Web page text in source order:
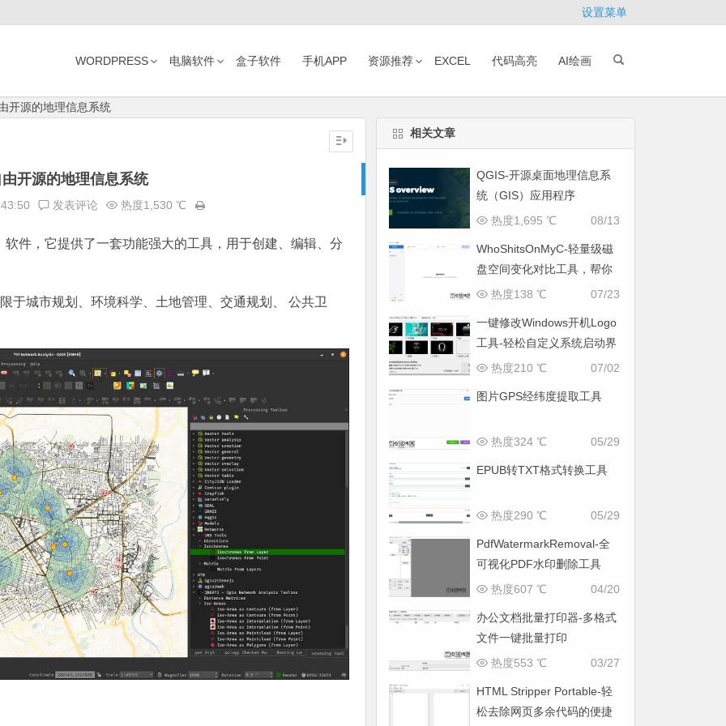
设置菜单
WORDPRESS 电脑软件 盒子软件 手机APP 资源推荐 EXCEL 代码高亮 AI绘画
开源的地理信息系统
开源的地理信息系统
发表评论 热度1,530 ℃
软件，它提供了一套功能强大的工具，用于创建、编辑、分
于城市规划、环境科学、土地管理、交通规划、 公共卫
相关文章
QGIS-开源桌面地理信息系
统（GIS）应用程序
08/13
热度1,695 ℃
WhoShitsOnMyC-轻量级磁
盘空间变化对比工具，帮你
找出“吃掉”空间的罪魁祸首
07/23
热度138 ℃
一键修改Windows开机Logo
工具-轻松自定义系统启动界
面
07/02
热度210 ℃
图片GPS经纬度提取工具
05/29
热度324 ℃
EPUB转TXT格式转换工具
05/29
热度290 ℃
PdfWatermarkRemoval-全
可视化PDF水印删除工具
04/20
热度607 ℃
办公文档批量打印器-多格式
文件一键批量打印
03/27
热度553 ℃
HTML Stripper Portable-轻
松去除网页多余代码的便捷